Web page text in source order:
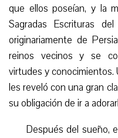
que ellos poseían, y la
Sagradas Escrituras
originariamente de
reinos vecinos y se
virtudes y conocimientos.
les reveló con una gran
su obligación de ir a
Después del sueño,